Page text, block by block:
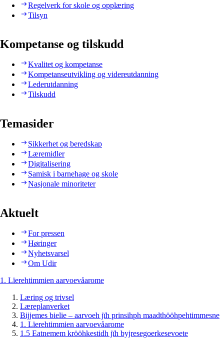
Regelverk for skole og opplæring
Tilsyn
Kompetanse og tilskudd
Kvalitet og kompetanse
Kompetanseutvikling og videreutdanning
Lederutdanning
Tilskudd
Temasider
Sikkerhet og beredskap
Læremidler
Digitalisering
Samisk i barnehage og skole
Nasjonale minoriteter
Aktuelt
For pressen
Høringer
Nyhetsvarsel
Om Udir
1. Lïerehtimmien aarvoevåarome
Læring og trivsel
Læreplanverket
Bijjemes bielie – aarvoeh jïh prinsihph maadthööhpehtimmesne
1. Lïerehtimmien aarvoevåarome
1.5 Eatnemem krööhkestidh jïh byjresegoerkesevoete